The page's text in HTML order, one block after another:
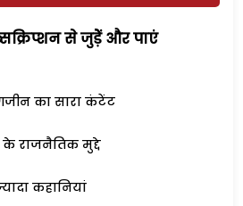
से जुड़ेें और पाएं
का सारा कंटेंट
राजनैतिक मुद्दे
कहानियां